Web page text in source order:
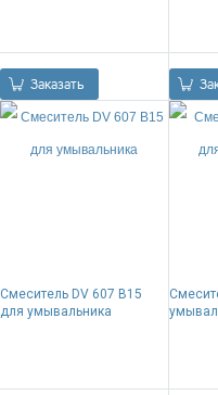
Заказать
Смеситель DV 607 B15
для умывальника